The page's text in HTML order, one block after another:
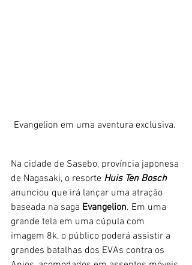
Evangelion em uma aventura exclusiva.
Na cidade de Sasebo, província japonesa
de Nagasaki, o resorte Huis Ten Bosch
anunciou que irá lançar uma atração
baseada na saga Evangelion. Em uma
grande tela em uma cúpula com
imagem 8k, o público poderá assistir a
grandes batalhas dos EVAs contra os